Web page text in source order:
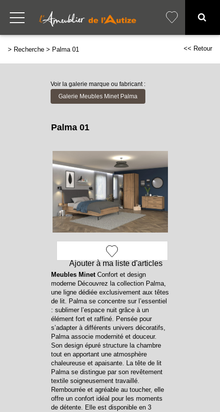
> Recherche > Palma 01 << Retour
Voir la galerie marque ou fabricant :
Galerie Meubles Minet Palma
Ajouter à ma liste d'articles
Palma 01
Meubles MinetConfort et design
moderne Découvrez la collection Palma,
une ligne dédiée exclusivement aux têtes
de lit. Palma se concentre sur l’essentiel
: sublimer l’espace nuit grâce à un
élément fort et raffiné. Pensée pour
s’adapter à différents univers décoratifs,
Palma associe modernité et douceur.
Son design épuré structure la chambre
tout en apportant une atmosphère
chaleureuse et apaisante. La tête de lit
Palma se distingue par son revêtement
textile soigneusement travaillé.
Rembourrée et agréable au toucher, elle
offre un confort idéal pour les moments
de détente. Elle est disponible en 3